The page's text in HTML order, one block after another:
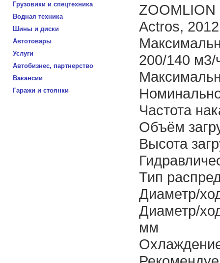
Грузовики и спецтехника
Водная техника
Шины и диски
Автотовары
Услуги
Автобизнес, партнерство
Вакансии
Гаражи и стоянки
Actros,
200/140 м3/
Частота
Объём
Высота
Тип
Диаметр/
Диаметр/
мм